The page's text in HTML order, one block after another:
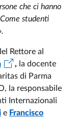
che ci hanno
studenti
Rettore al
, la docente
di Parma
la responsabile
Internazionali
e Francisco